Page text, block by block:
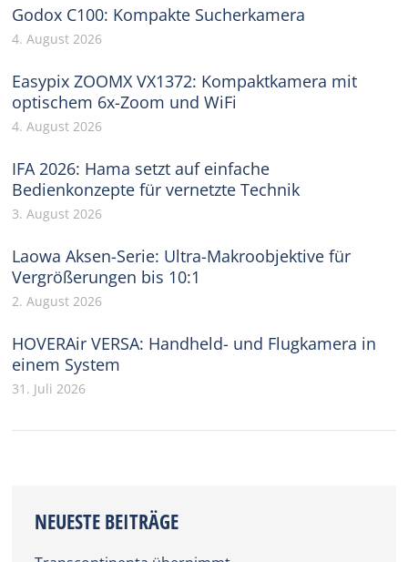
Godox C100: Kompakte Sucherkamera
4. August 2026
Easypix ZOOMX VX1372: Kompaktkamera mit
optischem 6x-Zoom und WiFi
4. August 2026
IFA 2026: Hama setzt auf einfache
Bedienkonzepte für vernetzte Technik
3. August 2026
Laowa Aksen-Serie: Ultra-Makroobjektive für
Vergrößerungen bis 10:1
2. August 2026
HOVERAir VERSA: Handheld- und Flugkamera in
einem System
31. Juli 2026
NEUESTE BEITRÄGE